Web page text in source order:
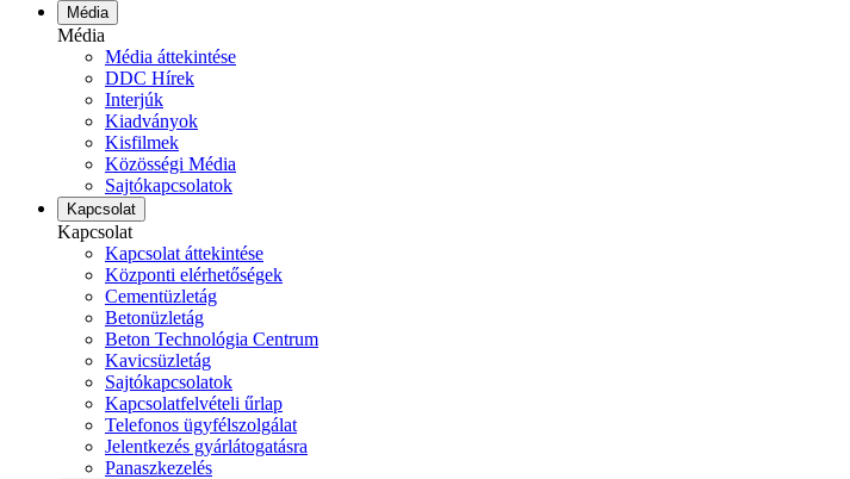
Média
Média
Média áttekintése
DDC Hírek
Interjúk
Kiadványok
Kisfilmek
Közösségi Média
Sajtókapcsolatok
Kapcsolat
Kapcsolat
Kapcsolat áttekintése
Központi elérhetőségek
Cementüzletág
Betonüzletág
Beton Technológia Centrum
Kavicsüzletág
Sajtókapcsolatok
Kapcsolatfelvételi űrlap
Telefonos ügyfélszolgálat
Jelentkezés gyárlátogatásra
Panaszkezelés